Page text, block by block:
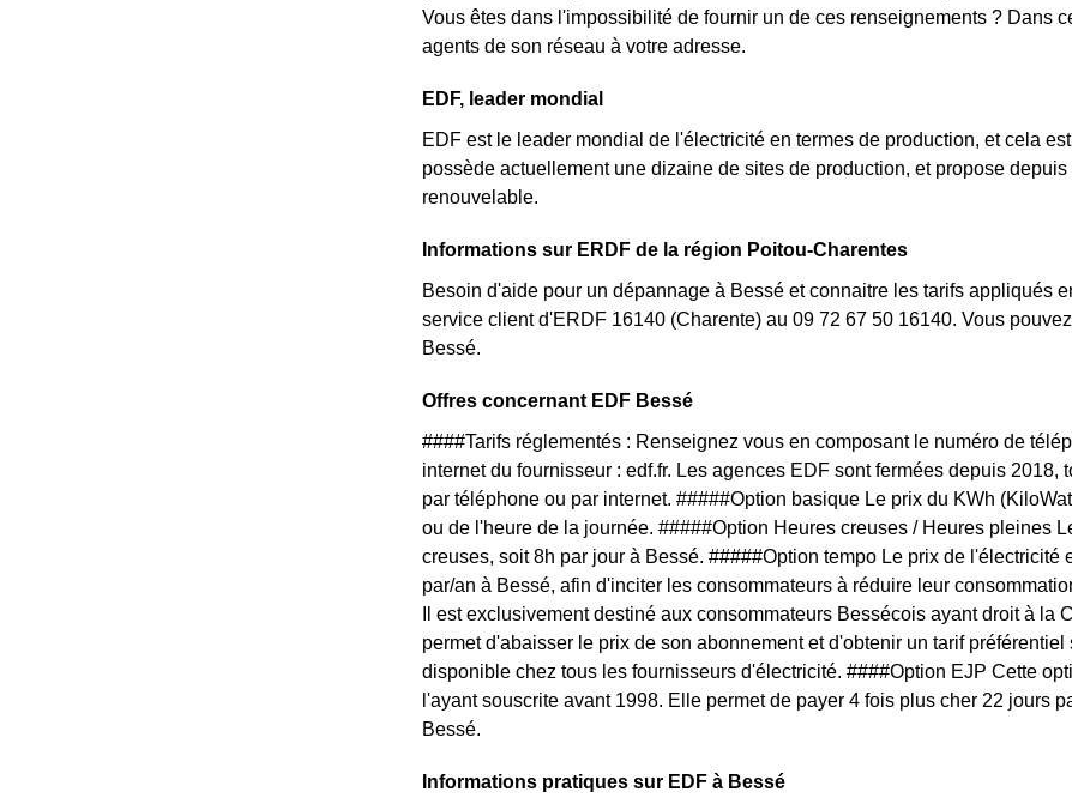
Vous êtes dans l'impossibilité de fournir un de ces renseignements ? Dans
agents de son réseau à votre adresse.
EDF, leader mondial
EDF est le leader mondial de l'électricité en termes de production, et cela
possède actuellement une dizaine de sites de production, et propose
renouvelable.
Informations sur ERDF de la région Poitou-Charentes
Besoin d'aide pour un dépannage à Bessé et connaitre les tarifs appliqués
service client d'ERDF 16140 (Charente) au 09 72 67 50 16140. Vous
Bessé.
Offres concernant EDF Bessé
####Tarifs réglementés : Renseignez vous en composant le numéro de
internet du fournisseur : edf.fr. Les agences EDF sont fermées depuis
par téléphone ou par internet. #####Option basique Le prix du KWh
ou de l'heure de la journée. #####Option Heures creuses / Heures pleines
creuses, soit 8h par jour à Bessé. #####Option tempo Le prix de
par/an à Bessé, afin d'inciter les consommateurs à réduire leur
Il est exclusivement destiné aux consommateurs Bessécois ayant droit à la
permet d'abaisser le prix de son abonnement et d'obtenir un tarif
disponible chez tous les fournisseurs d'électricité. ####Option EJP Cette
l'ayant souscrite avant 1998. Elle permet de payer 4 fois plus cher 22 jours
Bessé.
Informations pratiques sur EDF à Bessé